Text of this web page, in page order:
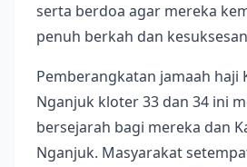
serta berdoa agar mereka
penuh berkah dan
Pemberangkatan jamaah haji
Nganjuk kloter 33 dan 34 ini
bersejarah bagi mereka dan
Nganjuk. Masyarakat